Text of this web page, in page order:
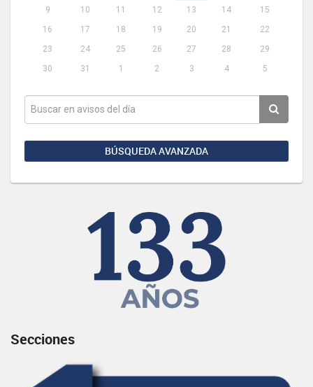
9
10 11 12 13 14
15
16
17 18 19 20 21
22
23
24 25 26 27 28
29
30
31 1 2 3 4 5
BÚSQUEDA AVANZADA
Secciones